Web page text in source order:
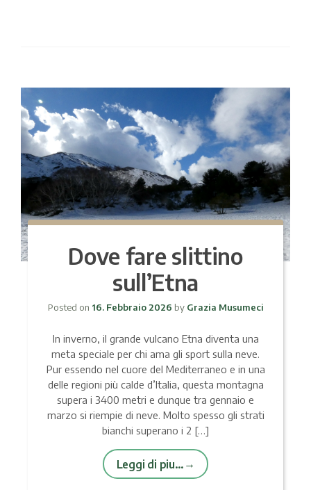
Dove fare slittino
sull’Etna
Posted on 16. Febbraio 2026 byGrazia Musumeci
In inverno, il grande vulcano Etna diventa una
meta speciale per chi ama gli sport sulla neve.
Pur essendo nel cuore del Mediterraneo e in una
delle regioni più calde d’Italia, questa montagna
supera i 3400 metri e dunque tra gennaio e
marzo si riempie di neve. Molto spesso gli strati
bianchi superano i 2 […]
Leggi di piu…